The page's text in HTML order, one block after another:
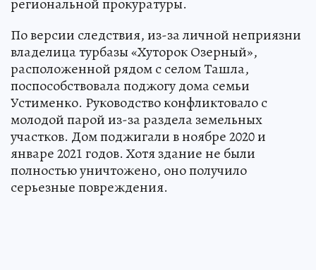
региональной прокуратуры.
По версии следствия, из-за личной неприязни
владелица турбазы «Хуторок Озерный»,
расположенной рядом с селом Ташла,
поспособствовала поджогу дома семьи
Устименко. Руководство конфликтовало с
молодой парой из-за раздела земельных
участков. Дом поджигали в ноябре 2020 и
январе 2021 годов. Хотя здание не были
полностью уничтожено, оно получило
серьезные повреждения.